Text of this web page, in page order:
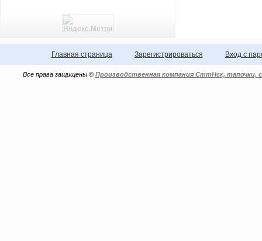
Главная страница Зарегистрироваться Вход с
Все права защищены © Производственная компания СттНск, тапочки,